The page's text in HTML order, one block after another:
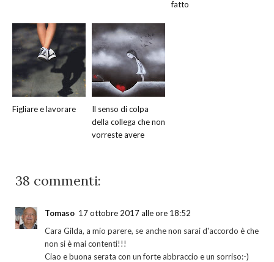
fatto
Figliare e lavorare
Il senso di colpa
della collega che non
vorreste avere
38 commenti:
Tomaso 17 ottobre 2017 alle ore 18:52
Cara Gilda, a mio parere, se anche non sarai d'accordo è che
non si è mai contenti!!!
Ciao e buona serata con un forte abbraccio e un sorriso:-)